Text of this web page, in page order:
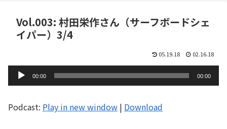
Vol.003: 村田栄作さん（サーフボードシェ
イパー）3/4
05.19.18 02.16.18
声
レ
00:00 00:00
Podcast: Play in new window | Download